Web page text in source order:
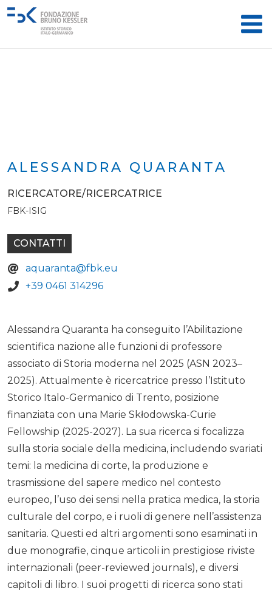
ALESSANDRA QUARANTA
RICERCATORE/RICERCATRICE
FBK-ISIG
CONTATTI
aquaranta@fbk.eu
+39 0461 314296
Alessandra Quaranta ha conseguito l’Abilitazione
scientifica nazione alle funzioni di professore
associato di Storia moderna nel 2025 (ASN 2023–
2025). Attualmente è ricercatrice presso l’Istituto
Storico Italo-Germanico di Trento, posizione
finanziata con una Marie Skłodowska-Curie
Fellowship (2025-2027). La sua ricerca si focalizza
sulla storia sociale della medicina, includendo svariati
temi: la medicina di corte, la produzione e
trasmissione del sapere medico nel contesto
europeo, l’uso dei sensi nella pratica medica, la storia
culturale del corpo, e i ruoli di genere nell’assistenza
sanitaria. Questi ed altri argomenti sono esaminati in
due monografie, cinque articoli in prestigiose riviste
internazionali (peer-reviewed journals), e diversi
capitoli di libro. I suoi progetti di ricerca sono stati